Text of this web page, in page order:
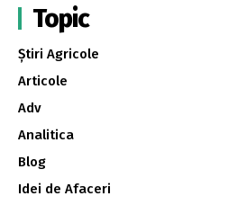
Topic
Știri Agricole
Articole
Adv
Analitica
Blog
Idei de Afaceri